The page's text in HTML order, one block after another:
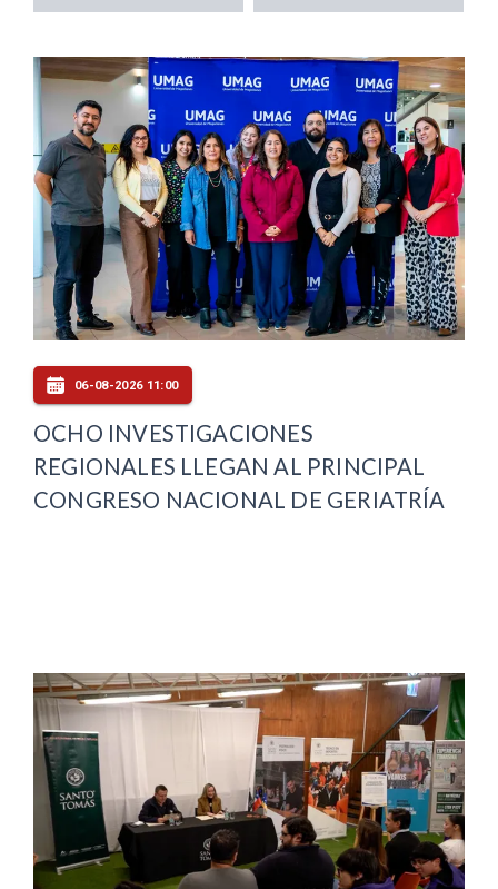
06-08-2026 11:00
OCHO INVESTIGACIONES
REGIONALES LLEGAN AL PRINCIPAL
CONGRESO NACIONAL DE GERIATRÍA